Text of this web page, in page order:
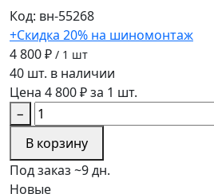
Код: вн-55268
+Скидка 20% на шиномонтаж
4 800 ₽ / 1 шт
40 шт. в наличии
Цена 4 800 ₽ за 1 шт.
−
В корзину
Под заказ ~9 дн.
Новые